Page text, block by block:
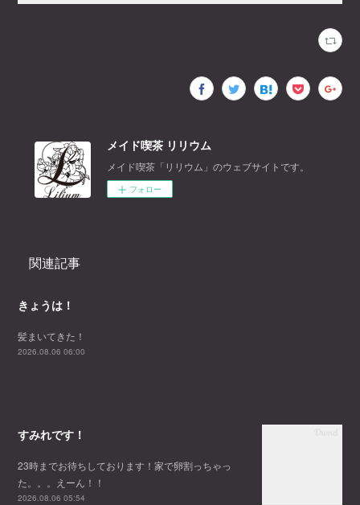
メイド喫茶 リリウム
メイド喫茶「リリウム」のウェブサイトです。
フォロー
関連記事
きょうは！
髪まいてきた！
2026.08.06 06:00
すみれです！
23時までお待ちしております！家で卵割っちゃっ
た。。。えーん！！
2026.08.06 05:54